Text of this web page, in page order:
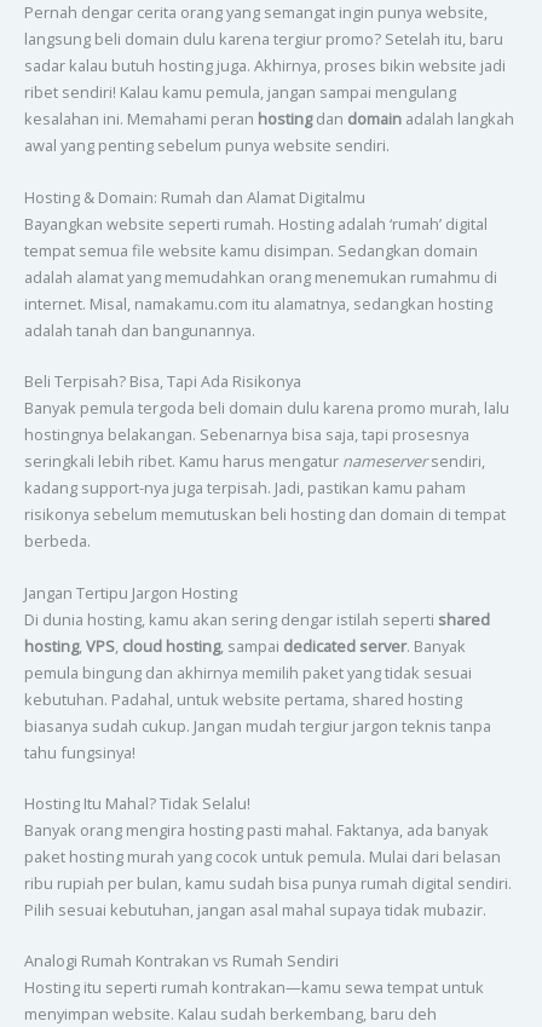
Pernah dengar cerita orang yang semangat ingin punya website,
langsung beli domain dulu karena tergiur promo? Setelah itu, baru
sadar kalau butuh hosting juga. Akhirnya, proses bikin website jadi
ribet sendiri! Kalau kamu pemula, jangan sampai mengulang
kesalahan ini. Memahami peran hostingdan domainadalah langkah
awal yang penting sebelum punya website sendiri.
Hosting & Domain: Rumah dan Alamat Digitalmu
Bayangkan website seperti rumah. Hosting adalah ‘rumah’ digital
tempat semua file website kamu disimpan. Sedangkan domain
adalah alamat yang memudahkan orang menemukan rumahmu di
internet. Misal, namakamu.com itu alamatnya, sedangkan hosting
adalah tanah dan bangunannya.
Beli Terpisah? Bisa, Tapi Ada Risikonya
Banyak pemula tergoda beli domain dulu karena promo murah, lalu
hostingnya belakangan. Sebenarnya bisa saja, tapi prosesnya
seringkali lebih ribet. Kamu harus mengatur nameserversendiri,
kadang support-nya juga terpisah. Jadi, pastikan kamu paham
risikonya sebelum memutuskan beli hosting dan domain di tempat
berbeda.
Jangan Tertipu Jargon Hosting
Di dunia hosting, kamu akan sering dengar istilah seperti shared
hosting, VPS, cloud hosting, sampai dedicated server. Banyak
pemula bingung dan akhirnya memilih paket yang tidak sesuai
kebutuhan. Padahal, untuk website pertama, shared hosting
biasanya sudah cukup. Jangan mudah tergiur jargon teknis tanpa
tahu fungsinya!
Hosting Itu Mahal? Tidak Selalu!
Banyak orang mengira hosting pasti mahal. Faktanya, ada banyak
paket hosting murah yang cocok untuk pemula. Mulai dari belasan
ribu rupiah per bulan, kamu sudah bisa punya rumah digital sendiri.
Pilih sesuai kebutuhan, jangan asal mahal supaya tidak mubazir.
Analogi Rumah Kontrakan vs Rumah Sendiri
Hosting itu seperti rumah kontrakan—kamu sewa tempat untuk
menyimpan website. Kalau sudah berkembang, baru deh